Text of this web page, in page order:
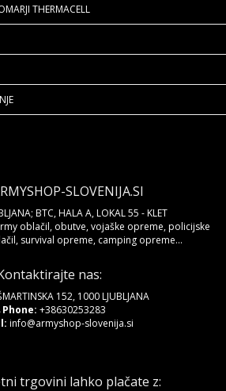
THERMACELL
SLOVENIJA.SI
BTC, HALA A, LOKAL 55 - KLET
oblačil, obutve, vojaške opreme, policijske
survival opreme, camping opreme...
nas:
152, 1000 LJUBLJANA
Phone: +38630253283
info@armyshop-slovenija.si
trgovini lahko plačate z: